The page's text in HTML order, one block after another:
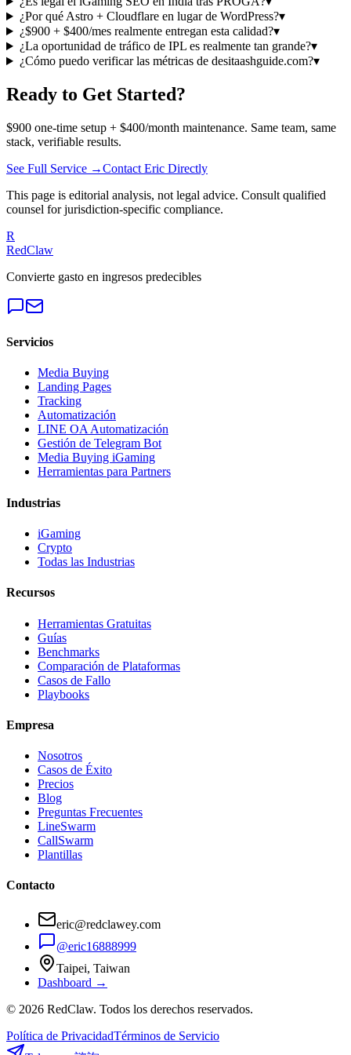
¿Por qué Astro + Cloudflare en lugar de WordPress?▾
¿$900 + $400/mes realmente entregan esta calidad?▾
¿La oportunidad de tráfico de IPL es realmente tan grande?▾
¿Cómo puedo verificar las métricas de desitaashguide.com?▾
Ready to Get Started?
$900 one-time setup + $400/month maintenance. Same team, same
stack, verifiable results.
See Full Service →Contact Eric Directly
This page is editorial analysis, not legal advice. Consult qualified
counsel for jurisdiction-specific compliance.
R
RedClaw
Convierte gasto en ingresos predecibles
Servicios
Media Buying
Landing Pages
Tracking
Automatización
LINE OA Automatización
Gestión de Telegram Bot
Media Buying iGaming
Herramientas para Partners
Industrias
iGaming
Crypto
Todas las Industrias
Recursos
Herramientas Gratuitas
Guías
Benchmarks
Comparación de Plataformas
Casos de Fallo
Playbooks
Empresa
Nosotros
Casos de Éxito
Precios
Blog
Preguntas Frecuentes
LineSwarm
CallSwarm
Plantillas
Contacto
eric@redclawey.com
@eric16888999
Taipei, Taiwan
Dashboard →
© 2026 RedClaw. Todos los derechos reservados.
Política de PrivacidadTérminos de Servicio